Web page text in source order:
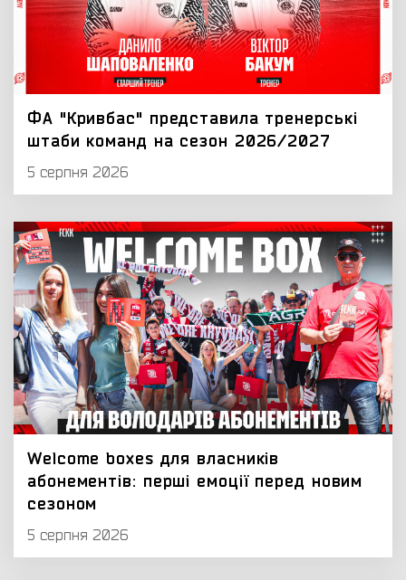
ФА "Кривбас" представила тренерські
штаби команд на сезон 2026/2027
5 серпня 2026
Welcome boxes для власників
абонементів: перші емоції перед новим
сезоном
5 серпня 2026